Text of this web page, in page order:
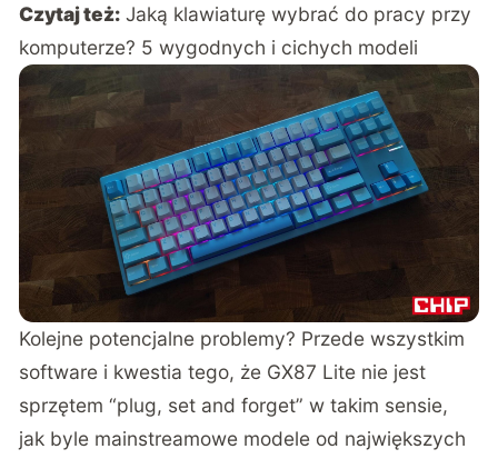
Czytaj też: Jaką klawiaturę wybrać do pracy przy
komputerze? 5 wygodnych i cichych modeli
Kolejne potencjalne problemy? Przede wszystkim
software i kwestia tego, że GX87 Lite nie jest
sprzętem “plug, set and forget” w takim sensie,
jak byle mainstreamowe modele od największych